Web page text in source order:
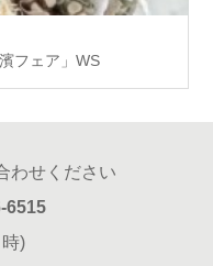
フェア」WS
わせください
6515
)